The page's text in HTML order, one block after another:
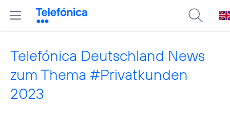
Telefónica Deutschland News
zum Thema #Privatkunden
2023